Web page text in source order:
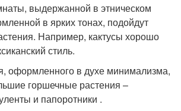
выдержанной в этническом
в ярких тонах, подойдут
Например, кактусы хорошо
стиль.
оформленного в духе минимализма,
горшечные растения –
и папоротники .